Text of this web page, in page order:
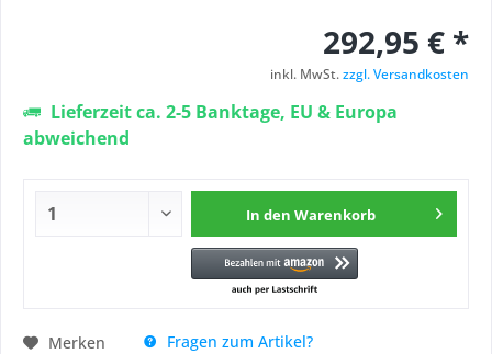
292,95 € *
inkl. MwSt.zzgl. Versandkosten
Lieferzeit ca. 2-5 Banktage, EU & Europa
abweichend
In den Warenkorb
Merken
Fragen zum Artikel?